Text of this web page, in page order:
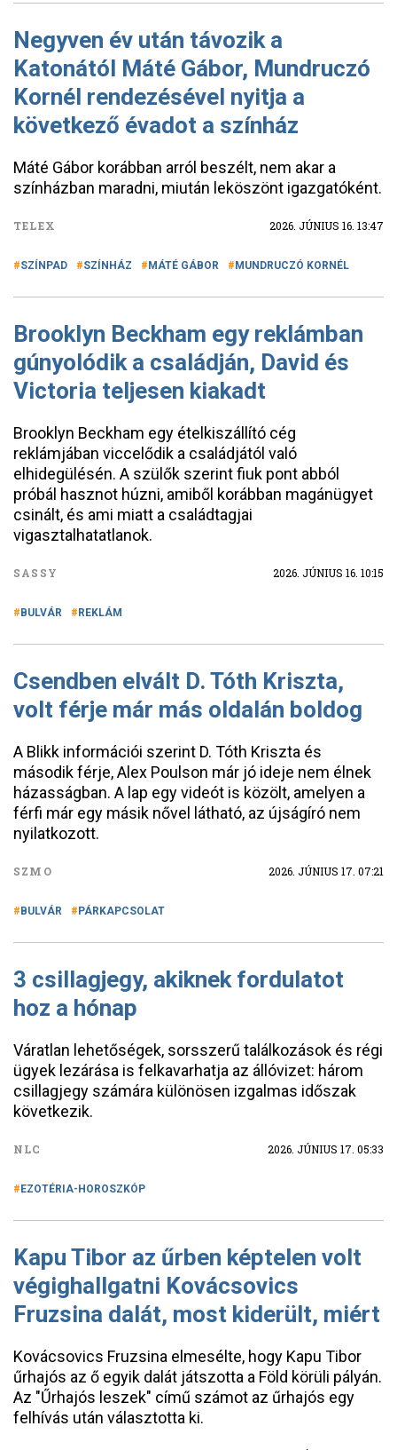
Negyven év után távozik a
Katonától Máté Gábor, Mundruczó
Kornél rendezésével nyitja a
következő évadot a színház
Máté Gábor korábban arról beszélt, nem akar a
színházban maradni, miután leköszönt igazgatóként.
TELEX 2026. JÚNIUS 16. 13:47
SZÍNPAD SZÍNHÁZ MÁTÉ GÁBOR MUNDRUCZÓ KORNÉL
Brooklyn Beckham egy reklámban
gúnyolódik a családján, David és
Victoria teljesen kiakadt
Brooklyn Beckham egy ételkiszállító cég
reklámjában viccelődik a családjától való
elhidegülésén. A szülők szerint fiuk pont abból
próbál hasznot húzni, amiből korábban magánügyet
csinált, és ami miatt a családtagjai
vigasztalhatatlanok.
SASSY 2026. JÚNIUS 16. 10:15
BULVÁR REKLÁM
Csendben elvált D. Tóth Kriszta,
volt férje már más oldalán boldog
A Blikk információi szerint D. Tóth Kriszta és
második férje, Alex Poulson már jó ideje nem élnek
házasságban. A lap egy videót is közölt, amelyen a
férfi már egy másik nővel látható, az újságíró nem
nyilatkozott.
SZMO 2026. JÚNIUS 17. 07:21
BULVÁR PÁRKAPCSOLAT
3 csillagjegy, akiknek fordulatot
hoz a hónap
Váratlan lehetőségek, sorsszerű találkozások és régi
ügyek lezárása is felkavarhatja az állóvizet: három
csillagjegy számára különösen izgalmas időszak
következik.
NLC 2026. JÚNIUS 17. 05:33
EZOTÉRIA-HOROSZKÓP
Kapu Tibor az űrben képtelen volt
végighallgatni Kovácsovics
Fruzsina dalát, most kiderült, miért
Kovácsovics Fruzsina elmesélte, hogy Kapu Tibor
űrhajós az ő egyik dalát játszotta a Föld körüli pályán.
Az "Űrhajós leszek" című számot az űrhajós egy
felhívás után választotta ki.